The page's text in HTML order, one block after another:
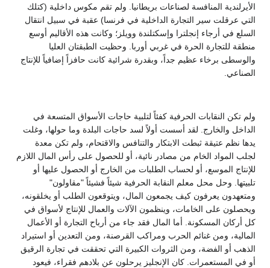
الأيرلندية المنافسة لصناعات بريطانيا. ولم تقم مكوس داخلية (كتلك
التي عرقلت سير التجارة الداخلية في فرنسا) عقبة في سبيل انتقال
السلع في أرجاء إنجلترا وإسكتلندة وويلز؛ وكانت هذه الأقاليم أوسع
منطقة للتجارة الحرة في غربي أوربا. وحظيت الطبقتان العليا
والوسطى برخاء عظيم جداً، وبقدرة شرائية كانت حافزاً إضافياً للإنتاج
الصناعي.
ولم تكن النقابات الحرفية كفئاً لتلبية حاجات الأسواق المتسعة في
الداخل والخارج. لقد أسست أولاً لسد حاجات البلدة وما حولها، وغلت
يدها نظم عتيقة ثبطت الابتكار والتنافس والاقتحام، ولم تكن معدة
لجلب المواد الخام من مصادر نائية، أو للحصول على رأس المال اللازم
للإنتاج الموسع، أو لحساب الطلبات من الخارج أو الحصول عليها أو
تلبيتها. وحل محل معلم النقابة الحرفية شيئاً فشيئاً "مقاولون"
ومتعهدون يعرفون كيف يجمعون المال، ويتوقعون الطلب أو يخلقونه،
ويحصلون على الخامات، وينظمون الآلات والعمال للإنتاج لأسواق في
كل أركان المسكونة. أما المال فقد جاء من أرباح التجارة أو الأعمال
المالية، ومن غنائم الحرب ومراكب القرصنة، ومن التعدين أو استيراد
الذهب أو الفضة، ومن الثروات الكبيرة التي تحققت في تجارة الرقيق
أو في المستعمرات. كان الإنجليز يرحلون عن بلادهم فقراء، فيعود